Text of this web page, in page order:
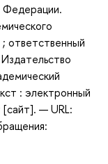
Федерации.
ответственный
: электронный
— URL: